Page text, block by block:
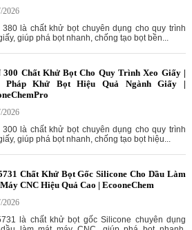
2026
380 là chất khử bọt chuyên dụng cho quy trình
giúp phá bọt nhanh, chống tạo bọt bền...
300 Chất Khử Bọt Cho Quy Trình Xeo Giấy |
Pháp Khử Bọt Hiệu Quả Ngành Giấy |
2026
300 là chất khử bọt chuyên dụng cho quy trình
giúp phá bọt nhanh, chống tạo bọt hiệu...
Chất Khử Bọt Gốc Silicone Cho Dầu Làm
CNC Hiệu Quả Cao | EcooneChem
2026
là chất khử bọt gốc Silicone chuyên dụng